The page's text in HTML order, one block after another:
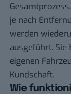
je nach
werden
ausgeführt.
eigenen
Kundschaft.
Wie